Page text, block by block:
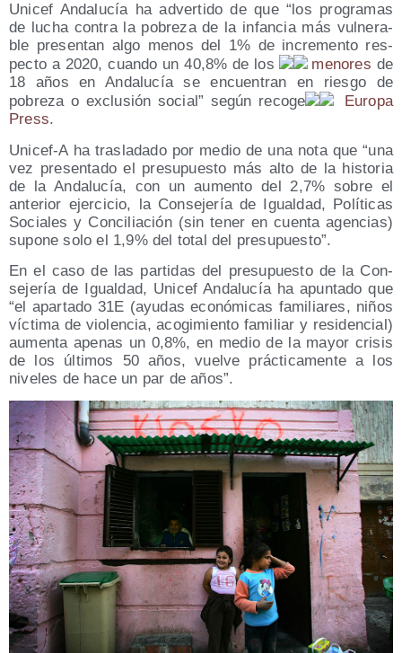
Uni­cef Anda­lu­cía ha adver­ti­do de que “los pro­gra­mas
de lucha con­tra la pobre­za de la infan­cia más vul­ne­ra­
ble pre­sen­tan algo menos del 1% de incre­men­to res­
pec­to a 2020, cuan­do un 40,8% de los
meno­res de
18 años en Anda­lu­cía se encuen­tran en ries­go de
pobre­za o exclu­sión social” según reco­ge
Euro­pa
Press.
Unicef‑A ha tras­la­da­do por medio de una nota que “una
vez pre­sen­ta­do el pre­su­pues­to más alto de la his­to­ria
de la Anda­lu­cía, con un aumen­to del 2,7% sobre el
ante­rior ejer­ci­cio, la Con­se­je­ría de Igual­dad, Polí­ti­cas
Socia­les y Con­ci­lia­ción (sin tener en cuen­ta agen­cias)
supo­ne solo el 1,9% del total del presupuesto”.
En el caso de las par­ti­das del pre­su­pues­to de la Con­
se­je­ría de Igual­dad, Uni­cef Anda­lu­cía ha apun­ta­do que
“el apar­ta­do 31E (ayu­das eco­nó­mi­cas fami­lia­res, niños
víc­ti­ma de vio­len­cia, aco­gi­mien­to fami­liar y resi­den­cial)
aumen­ta ape­nas un 0,8%, en medio de la mayor cri­sis
de los últi­mos 50 años, vuel­ve prác­ti­ca­men­te a los
nive­les de hace un par de años”.